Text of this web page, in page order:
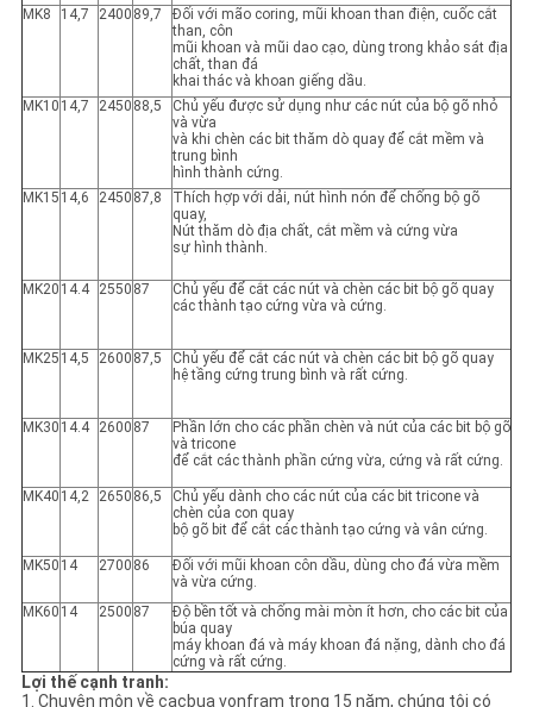
MK8
14,7 2400 89,7
Đối với mão coring, mũi khoan than điện, cuốc cắt
than, côn
mũi khoan và mũi dao cạo, dùng trong khảo sát địa
chất, than đá
khai thác và khoan giếng dầu.
MK10 14,7 2450 88,5
Chủ yếu được sử dụng như các nút của bộ gõ nhỏ
và vừa
và khi chèn các bit thăm dò quay để cắt mềm và
trung bình
hình thành cứng.
MK15 14,6 2450 87,8
Thích hợp với dải, nút hình nón để chống bộ gõ
quay,
Nút thăm dò địa chất, cắt mềm và cứng vừa
sự hình thành.
MK20 14.4 2550 87
Chủ yếu để cắt các nút và chèn các bit bộ gõ quay
các thành tạo cứng vừa và cứng.
MK25 14,5 2600 87,5
Chủ yếu để cắt các nút và chèn các bit bộ gõ quay
hệ tầng cứng trung bình và rất cứng.
MK30 14.4 2600 87
Phần lớn cho các phần chèn và nút của các bit bộ gõ
và tricone
để cắt các thành phần cứng vừa, cứng và rất cứng.
MK40 14,2 2650 86,5
Chủ yếu dành cho các nút của các bit tricone và
chèn của con quay
bộ gõ bit để cắt các thành tạo cứng và vân cứng.
MK50 14 2700 86
Đối với mũi khoan côn dầu, dùng cho đá vừa mềm
và vừa cứng.
MK60 14 2500 87
Độ bền tốt và chống mài mòn ít hơn, cho các bit của
búa quay
máy khoan đá và máy khoan đá nặng, dành cho đá
cứng và rất cứng.
Lợi thế cạnh tranh:
1. Chuyên môn về cacbua vonfram trong 15 năm, chúng tôi có